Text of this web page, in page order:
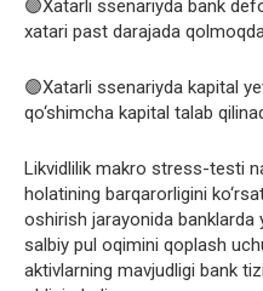
🟣Xatarli ssenariyda bank
xatari past darajada qolmoqda.
🟣Xatarli ssenariyda kapital
qo‘shimcha kapital talab
Likvidlilik makro stress-testi
holatining barqarorligini
oshirish jarayonida banklarda
salbiy pul oqimini qoplash
aktivlarning mavjudligi bank